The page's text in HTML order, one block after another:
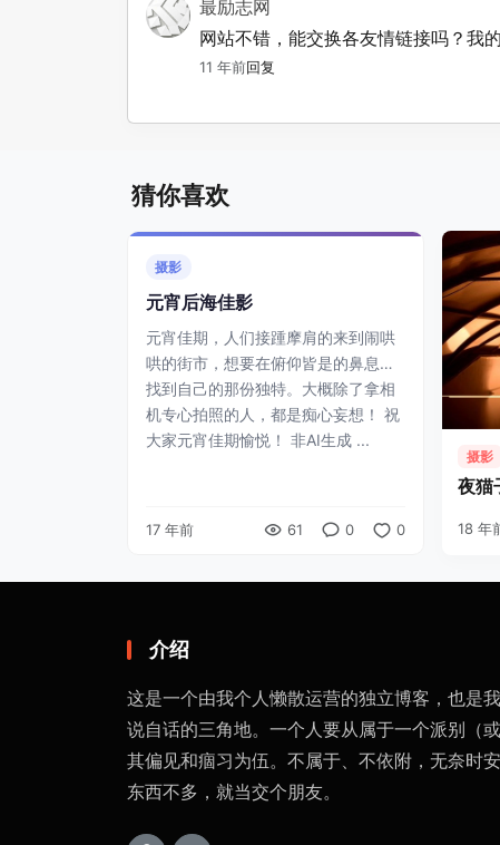
最励志网
网站不错，能交换各友情链接吗？我
11 年前回复
猜你喜欢
摄影
元宵后海佳影
元宵佳期，人们接踵摩肩的来到闹哄
哄的街市，想要在俯仰皆是的鼻息中
找到自己的那份独特。大概除了拿相
机专心拍照的人，都是痴心妄想！ 祝
大家元宵佳期愉悦！ 非AI生成 ...
17 年前 61 0 0
摄影
夜猫
18 年
介绍
这是一个由我个人懒散运营的独立博客，也是
说自话的三角地。一个人要从属于一个派别（
其偏见和痼习为伍。不属于、不依附，无奈时
东西不多，就当交个朋友。